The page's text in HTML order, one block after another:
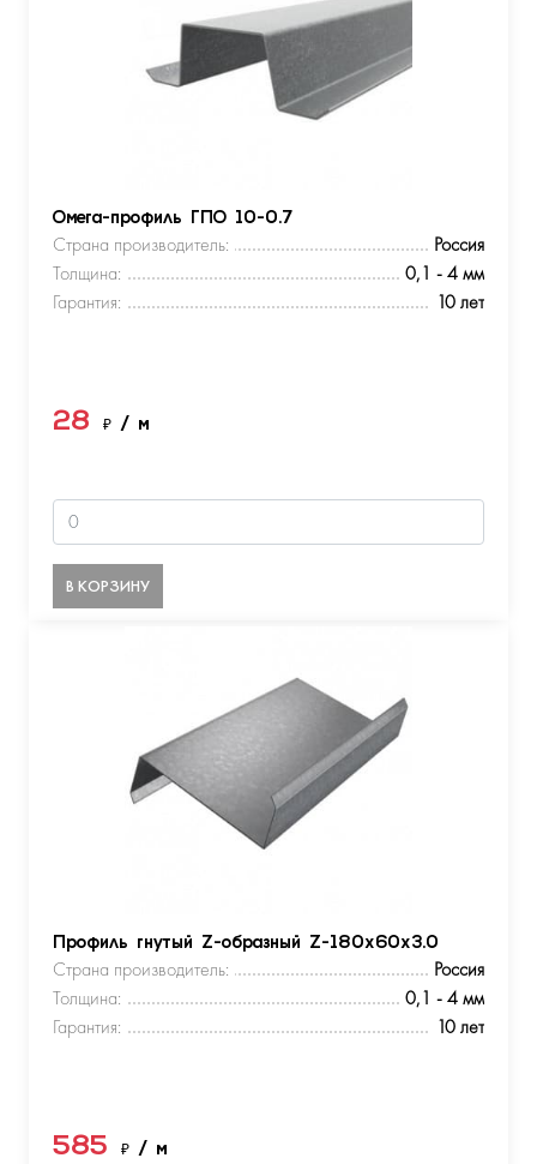
Омега-профиль ГПО 10-0.7
Страна производитель:
Россия
Толщина:
0,1 - 4 мм
Гарантия:
10 лет
28 ₽ / м
В КОРЗИНУ
Профиль гнутый Z-образный Z-180х60х3.0
Страна производитель:
Россия
Толщина:
0,1 - 4 мм
Гарантия:
10 лет
585 ₽ / м